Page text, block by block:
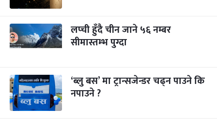
लप्ची हुँदै चीन जाने ५६ नम्बर
सीमास्तम्भ पुग्दा
‘ब्लु बस’ मा ट्रान्सजेन्डर चढ्न पाउने कि
नपाउने ?